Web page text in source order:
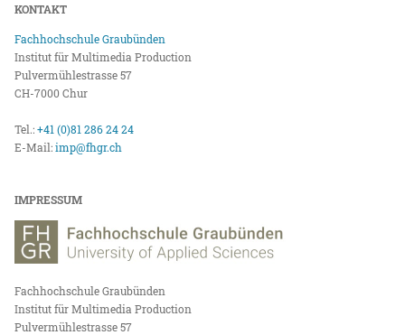
KONTAKT
Fachhochschule Graubünden
Institut für Multimedia Production
Pulvermühlestrasse 57
CH-7000 Chur
Tel.:+41 (0)81 286 24 24
E-Mail:imp@fhgr.ch
IMPRESSUM
Fachhochschule Graubünden
Institut für Multimedia Production
Pulvermühlestrasse 57